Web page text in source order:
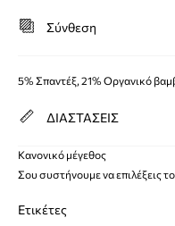
Σύνθεση
5% Σπαντέξ, 21% Οργανικό
ΔΙΑΣΤΑΣΕΙΣ
Κανονικό μέγεθος
Σου συστήνουμε να επιλέξεις
Ετικέτες